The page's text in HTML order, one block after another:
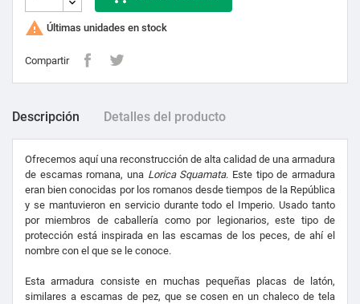
 Últimas unidades en stock
Compartir
Descripción Detalles del producto
Ofrecemos aquí una reconstrucción de alta calidad de una armadura
de escamas romana, una Lorica Squamata. Este tipo de armadura
eran bien conocidas por los romanos desde tiempos de la República
y se mantuvieron en servicio durante todo el Imperio. Usado tanto
por miembros de caballería como por legionarios, este tipo de
protección está inspirada en las escamas de los peces, de ahí el
nombre con el que se le conoce.
Esta armadura consiste en muchas pequeñas placas de latón,
similares a escamas de pez, que se cosen en un chaleco de tela